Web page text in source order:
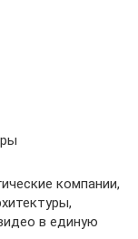
компании,
в единую